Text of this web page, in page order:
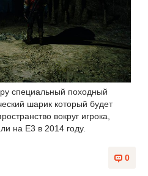
специальный походный
шарик который будет
вокруг игрока,
на E3 в 2014 году.
0